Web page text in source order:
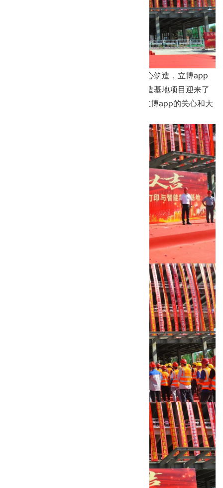
2023年8月23日，历经无数个日夜的匠心筑造，立博app
承建爱康医疗北京昌平3D打印与智能制造基地项目迎来了
喜封金顶的荣耀时刻，衷心感谢大家对立博app的关心和大